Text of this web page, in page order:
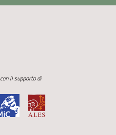
con il supporto di